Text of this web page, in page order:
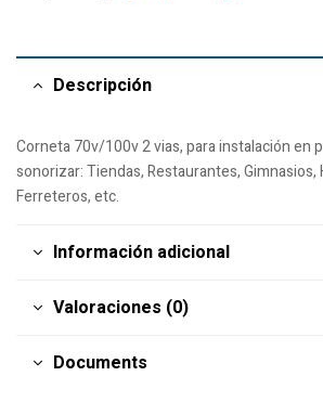
Descripción
Corneta 70v/100v 2 vias, para instalación en
sonorizar: Tiendas, Restaurantes,
Ferreteros, etc.
Información adicional
Valoraciones (0)
Documents